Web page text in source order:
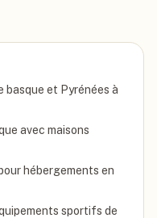
et Pyrénées à
avec maisons
hébergements en
sportifs de